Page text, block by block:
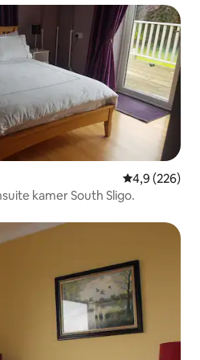
Gemiddelde
4,9 (226)
kamer South Sligo.